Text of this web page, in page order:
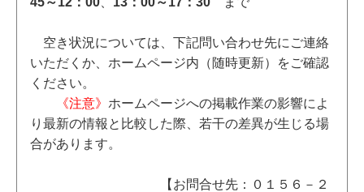
空き状況については、下記問い合わせ先にご連絡
いただくか、ホームページ内（随時更新）をご確認
ください。
《注意》 ホームページへの掲載作業の影響によ
り最新の情報と比較した際、若干の差異が生じる場
合があります。
【お問合せ先：０１５６－２